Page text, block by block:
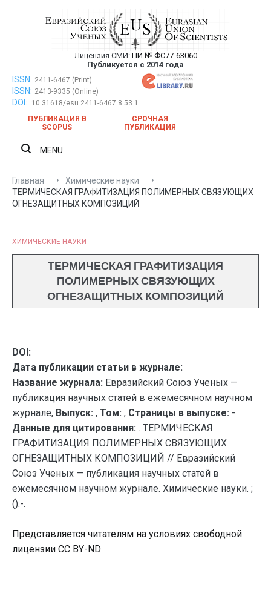
Евразийский Союз Ученых —
публикация научных статей в
ежемесячном научном журнале
Лицензия СМИ: ПИ № ФС77-63060
Публикуется с 2014 года
Евразийский Союз Ученых — публикация научных статей в
ежемесячном научном журнале
ISSN: 2411-6467 (Print)
ISSN: 2413-9335 (Online)
DOI:
10.31618/esu.2411-6467.8.53.1
ПУБЛИКАЦИЯ В
SCOPUS
СРОЧНАЯ
ПУБЛИКАЦИЯ
MENU
Главная
Химические науки
ТЕРМИЧЕСКАЯ ГРАФИТИЗАЦИЯ ПОЛИМЕРНЫХ СВЯЗУЮЩИХ
ОГНЕЗАЩИТНЫХ КОМПОЗИЦИЙ
ХИМИЧЕСКИЕ НАУКИ
ТЕРМИЧЕСКАЯ ГРАФИТИЗАЦИЯ
ПОЛИМЕРНЫХ СВЯЗУЮЩИХ
ОГНЕЗАЩИТНЫХ КОМПОЗИЦИЙ
DOI:
Дата публикации статьи в журнале:
Название журнала: Евразийский Союз Ученых —
публикация научных статей в ежемесячном научном
журнале, Выпуск: , Том: , Страницы в выпуске: -
Данные для цитирования: . ТЕРМИЧЕСКАЯ
ГРАФИТИЗАЦИЯ ПОЛИМЕРНЫХ СВЯЗУЮЩИХ
ОГНЕЗАЩИТНЫХ КОМПОЗИЦИЙ // Евразийский
Союз Ученых — публикация научных статей в
ежемесячном научном журнале. Химические науки. ;
():-.
Представляется читателям на условиях свободной
лицензии CC BY-ND